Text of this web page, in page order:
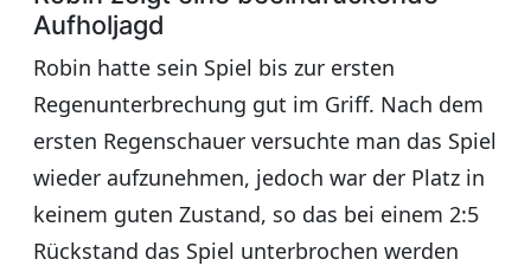
Aufholjagd
Robin hatte sein Spiel bis zur ersten
Regenunterbrechung gut im Griff. Nach dem
ersten Regenschauer versuchte man das Spiel
wieder aufzunehmen, jedoch war der Platz in
keinem guten Zustand, so das bei einem 2:5
Rückstand das Spiel unterbrochen werden